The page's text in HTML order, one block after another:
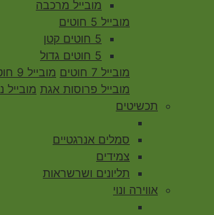
מובייל מרכבה
מובייל 5 חוטים
5 חוטים קטן
5 חוטים גדול
מובייל 7 חוטים
מובייל 9 חוטים
מובייל פרוסות אגת מובייל
תכשיטים
סמלים אנרגטיים
צמידים
תליונים ושרשראות
אווירה ונוי